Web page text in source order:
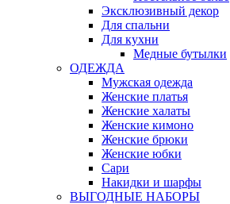
Эксклюзивный декор
Для спальни
Для кухни
Медные бутылки
ОДЕЖДА
Мужская одежда
Женские платья
Женские халаты
Женские кимоно
Женские брюки
Женские юбки
Сари
Накидки и шарфы
ВЫГОДНЫЕ НАБОРЫ